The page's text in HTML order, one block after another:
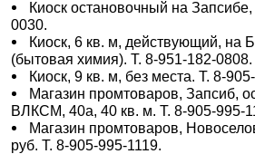
Киоск остановочный на
0030.
Киоск, 6 кв. м, действующий, на
(бытовая химия). Т. 8-951-182-0808.
Киоск, 9 кв. м, без места. Т. 8-
Магазин промтоваров, Запсиб,
ВЛКСМ, 40а, 40 кв. м. Т. 8-905-995-
Магазин промтоваров,
руб. Т. 8-905-995-1119.